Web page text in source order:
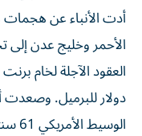
أدت الأنباء عن
الأحمر وخليج عدن ​إلى
‌دولار للبرميل.